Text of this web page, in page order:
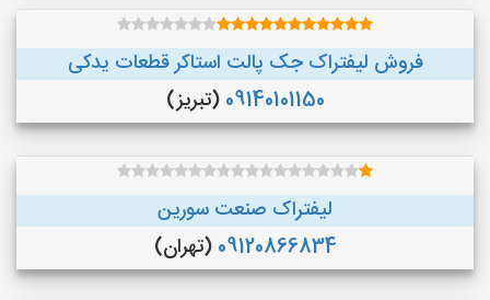
فروش لیفتراک جک پالت استاکر قطعات یدکی
09140101150 (تبریز)
لیفتراک صنعت سورین
09120866834 (تهران)